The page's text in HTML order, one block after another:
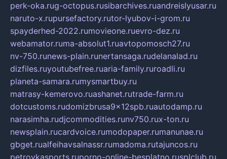
perk-oka.rug-octopus.rusibarchives.ruandreislyusar.ru
naruto-x.rupursefactory.rutor-lyubov-i-grom.ru
spayderhed-2022.rumovieone.ruevro-dez.ru
webamator.ruma-absolut1.ruavtopomosch27.ru
nv-750.runews-plain.runertansaga.rudelanalad.ru
dizfiles.ruyoutubefree.ruaria-family.ruroadli.ru
planeta-samara.rumysmartbuy.ru
matrasy-kemerovo.ruashanet.rutrade-farm.ru
dotcustoms.rudomizbrusa9x12spb.ruautodamp.ru
narasimha.rudjcommodities.runv750.rux-ton.ru
newsplain.rucardvoice.rumodopaper.rumanunae.ru
gbget.rualfeihavsalnassr.rumadoma.rutajuncos.ru